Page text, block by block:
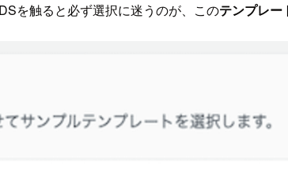
を触ると必ず選択に迷うのが、このテンプレー